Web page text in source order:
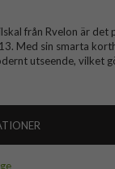
från Rvelon är
Med sin smarta
utseende, vilket